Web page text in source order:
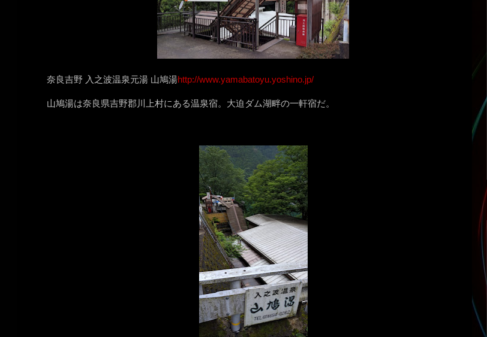
奈良吉野 入之波温泉元湯 山鳩湯http://www.yamabatoyu.yoshino.jp/
山鳩湯は奈良県吉野郡川上村にある温泉宿。大迫ダム湖畔の一軒宿だ。